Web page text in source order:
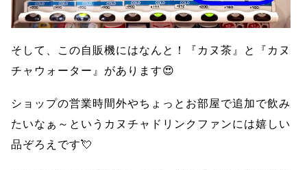
そして、この自販機にはなんと！『カヌ茶』と『カヌ
チャウォーター』があります😍
ショップの営業時間外やちょっとお部屋で追加で飲み
たいなぁ～というカヌチャドリンクファンには嬉しい
品ぞろえです💘